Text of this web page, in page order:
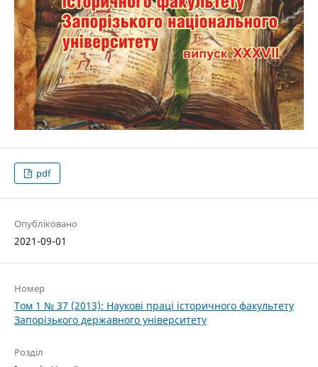
pdf
Опубліковано
2021-09-01
Номер
Том 1 № 37 (2013): Наукові праці історичного факультету
Запорізького державного університету
Розділ